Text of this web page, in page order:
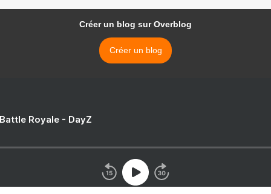
Créer un blog sur Overblog
Créer un blog
Royale - DayZ